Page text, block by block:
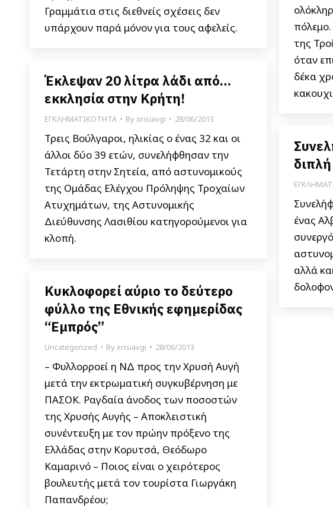
Γραμμάτια στις διεθνείς σχέσεις δεν
υπάρχουν παρά μόνον για τους αφελείς.
της
όταν
δέκα
Έκλεψαν 20 λίτρα λάδι από…
εκκλησία στην Κρήτη!
ΕΓΚΛΗΜΑΤΙΚΟΤΗΤΑ Byxrisiavgi 28/06/2013
Τρεις Βούλγαροι, ηλικίας ο ένας 32 και οι
άλλοι δύο 39 ετών, συνελήφθησαν την
Τετάρτη στην Σητεία, από αστυνομικούς
της Ομάδας Ελέγχου Πρόληψης Τροχαίων
Ατυχημάτων, της Αστυνομικής
Διεύθυνσης Λασιθίου κατηγορούμενοι για
κλοπή.
ένας
αλλά
Κυκλοφορεί αύριο το δεύτερο
φύλλο της Εθνικής εφημερίδας
“Εμπρός”
Uncategorized Byxrisiavgi 28/06/2013
– Φυλλορροεί η ΝΔ προς την Χρυσή Αυγή
μετά την εκτρωματική συγκυβέρνηση με
ΠΑΣΟΚ. Ραγδαία άνοδος των ποσοστών
της Χρυσής Αυγής – Αποκλειστική
συνέντευξη με τον πρώην πρόξενο της
Ελλάδας στην Κορυτσά, Θεόδωρο
Καμαρινό – Ποιος είναι ο χειρότερος
βουλευτής μετά τον τουρίστα Γιωργάκη
Παπανδρέου;